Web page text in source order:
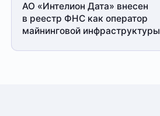
АО «Интелион Дата» внесен
в реестр ФНС как оператор
майнинговой инфраструктуры